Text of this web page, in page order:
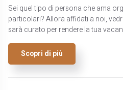
Sei quel tipo di persona che ama
particolari? Allora affidati a noi,
sarà curato per rendere la tua
Scopri di più